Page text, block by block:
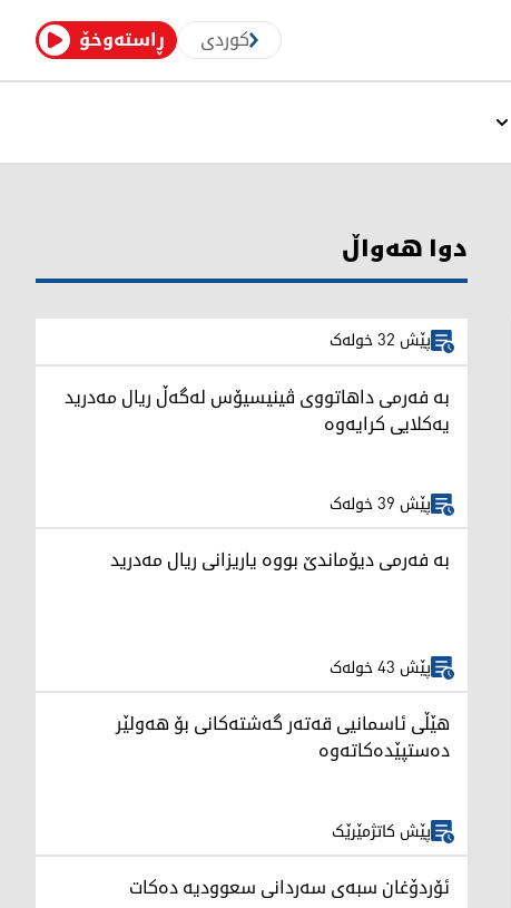
ڕاستەوخۆ کوردی
دوا هەواڵ
پێش 32 خولەک
بە فەرمی داهاتووی ڤینیسیۆس لەگەڵ ریال مەدرید
یەکلایی کرایەوە
پێش 39 خولەک
بە فەرمی دیۆماندێ بووە یاریزانی ریال مەدرید
پێش 43 خولەک
هێڵی ئاسمانیی قەتەر گەشتەکانی بۆ هەولێر
دەستپێدەکاتەوە
پێش کاتژمێرێک
ئۆردۆغان سبەی سەردانی سعوودیە دەکات